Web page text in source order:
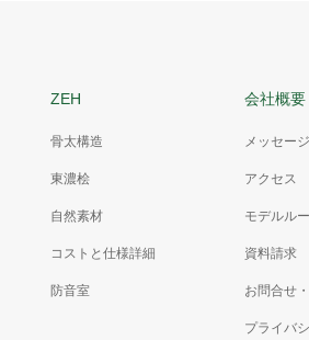
ZEH
骨太構造
東濃桧
自然素材
コストと仕様詳細
防音室
会社概要
メッセージ
アクセス
モデルル
資料請求
お問合せ
プライバ